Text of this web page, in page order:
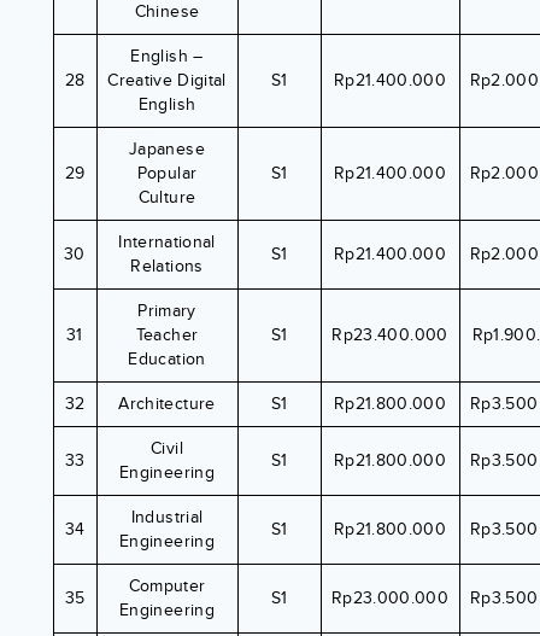
Chinese
28
English –
Creative Digital
English
S1 Rp21.400.000
29
Japanese
Popular
Culture
S1 Rp21.400.000
30
International
Relations
S1 Rp21.400.000
31
Primary
Teacher
Education
S1 Rp23.400.000
32 Architecture S1 Rp21.800.000
33
Civil
Engineering
S1 Rp21.800.000
34
Industrial
Engineering
S1 Rp21.800.000
35
Computer
Engineering
S1 Rp23.000.000